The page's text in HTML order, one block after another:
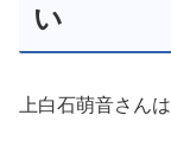
い
上白石萌音さん